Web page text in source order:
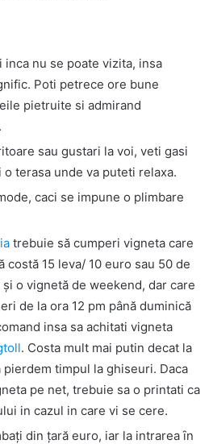
nu se poate vizita, insa
Poti petrece ore bune
pietruite si admirand
sau gustari la voi, veti gasi
terasa unde va puteti relaxa.
caci se impune o plimbare
trebuie să cumperi vigneta care
costă 15 leva/ 10 euro sau 50 de
o vignetă de weekend, dar care
de la ora 12 pm până duminică
insa sa achitati vigneta
. Costa mult mai putin decat la
timpul la ghiseuri. Daca
pe net, trebuie sa o printati ca
in cazul in care vi se cere.
din țară euro, iar la intrarea ȋn